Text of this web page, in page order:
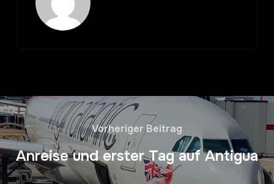
Vorheriger Beitrag
Anreise und erster Tag auf Antigua